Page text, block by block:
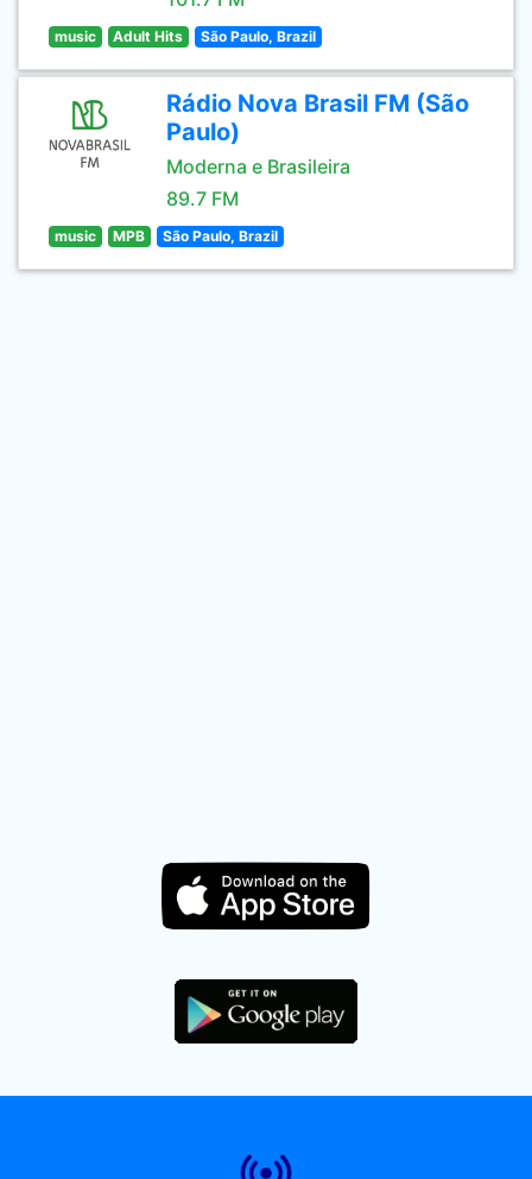
music Adult Hits São Paulo, Brazil
Rádio Nova Brasil FM (São
Paulo)
Moderna e Brasileira
89.7 FM
music MPB São Paulo, Brazil